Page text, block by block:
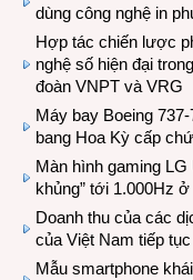
dùng công nghệ in
Hợp tác chiến lược
nghệ số hiện đại
đoàn VNPT và VRG
Máy bay Boeing
bang Hoa Kỳ cấp
Màn hình gaming LG
khủng” tới 1.000Hz
Doanh thu của các
của Việt Nam tiếp
Mẫu smartphone